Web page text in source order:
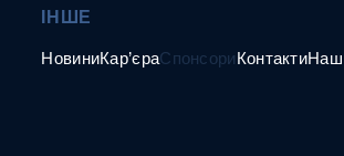
ІНШЕ
НовиниКар’єраСпонсориКонтактиНаш